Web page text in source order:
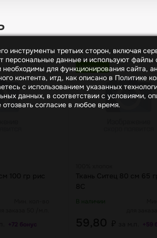
Новинка
В наличии
инструменты третьих сторон, включая
персональные данные и используют файлы
для функционирования сайта,
контента, итд, как описано в Политике
с использованием указанных
данных, в соответствии с условиями,
согласие в любое время.